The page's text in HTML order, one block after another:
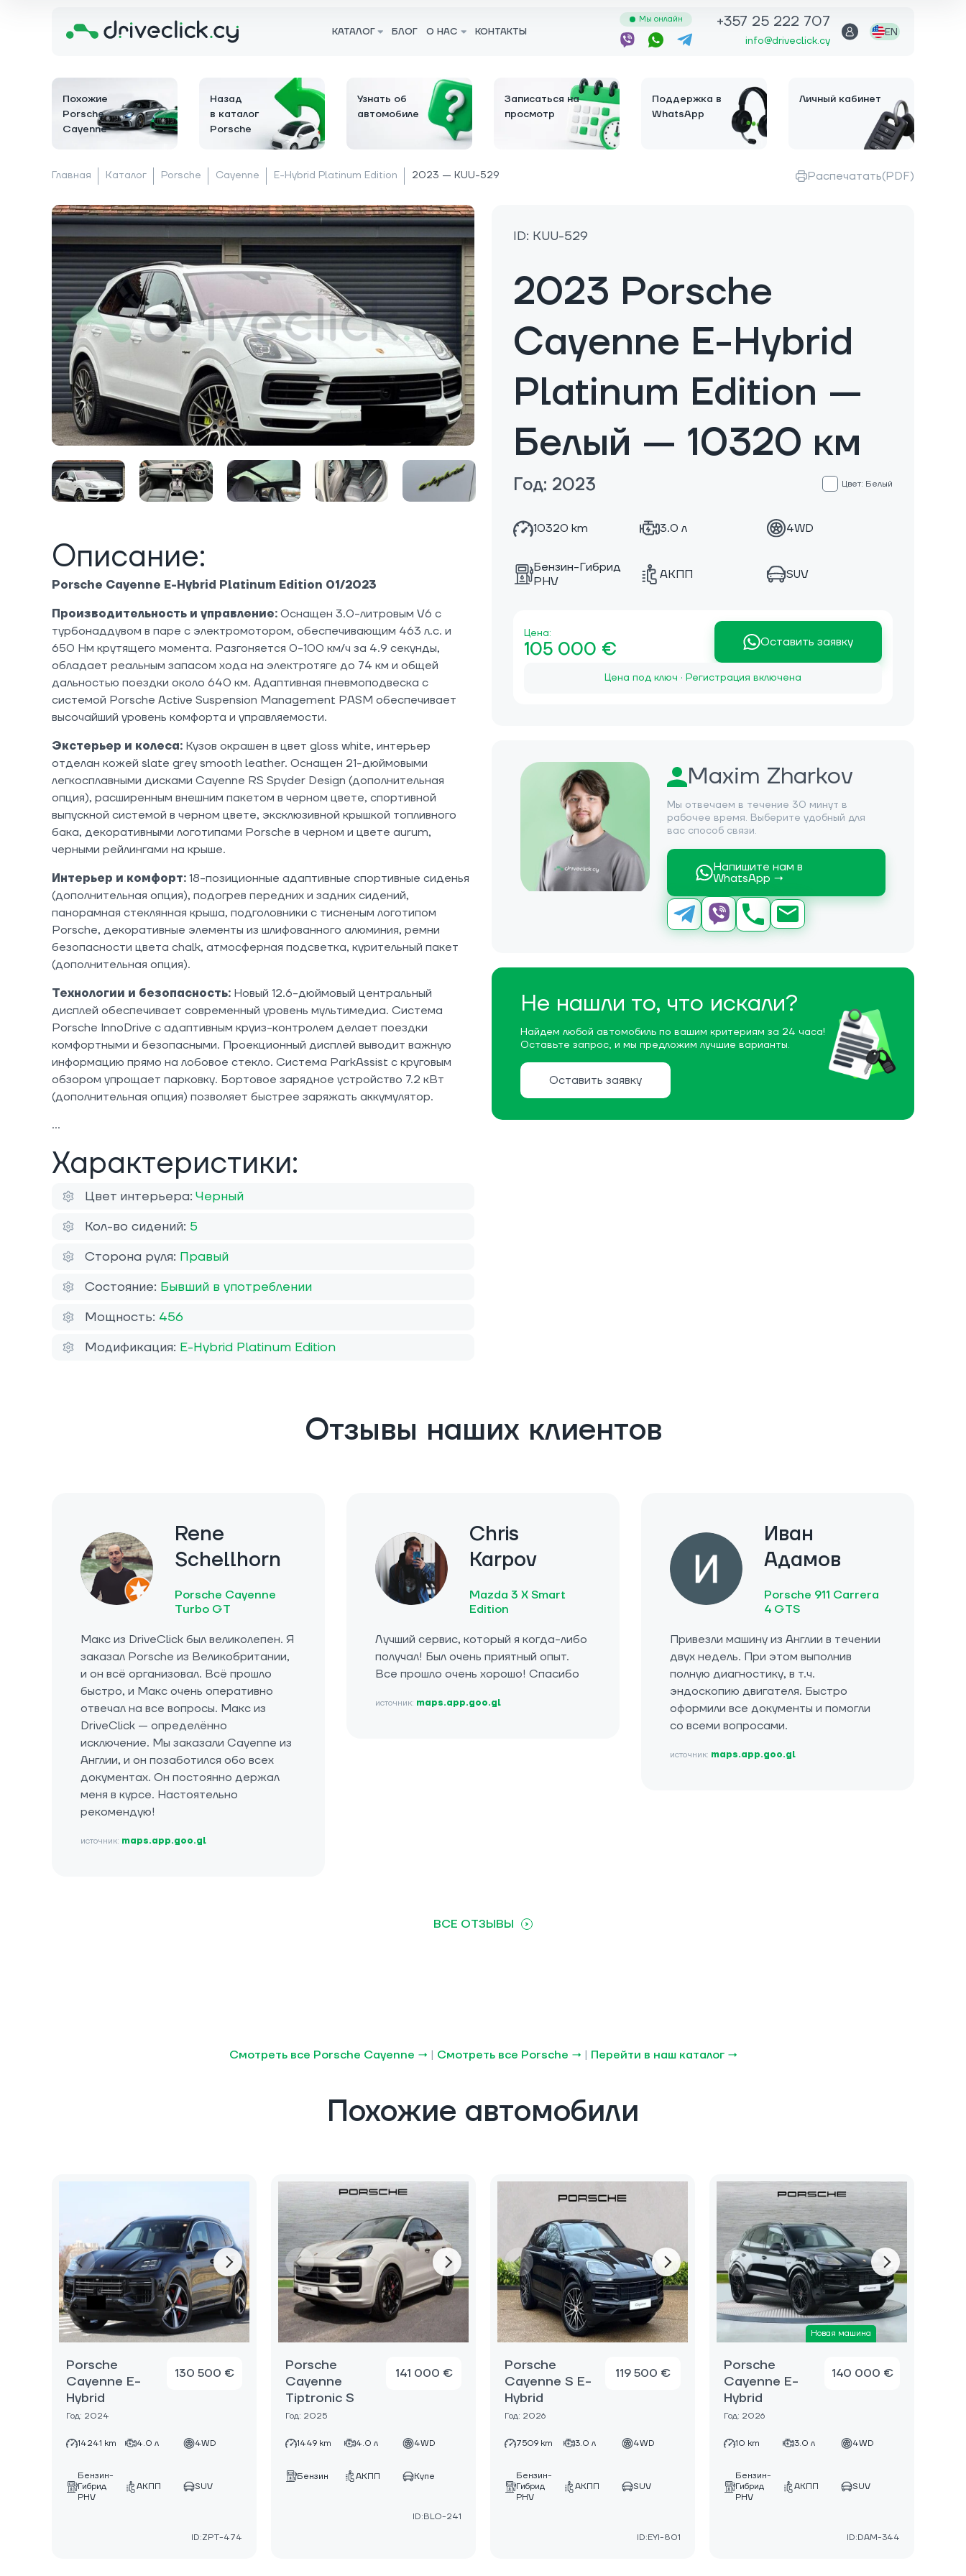
КАТАЛОГ БЛОГ О НАС КОНТАКТЫ
Мы онлайн +357 25 222 707
info@driveclick.cy
EN
Похожие
Porsche
Cayenne
Назад
в каталог
Porsche
Узнать об
автомобиле
Записаться на
просмотр
Поддержка в
WhatsApp
Личный кабинет
Главная Каталог Porsche Cayenne E-Hybrid Platinum Edition 2023 — KUU-529 Распечатать(PDF)
ID: KUU-529
2023 Porsche
Cayenne E-Hybrid
Platinum Edition —
Белый — 10320 км
Год: 2023 Цвет: Белый
10320 km 3.0 л 4WD
Бензин-Гибрид
PHV
АКПП SUV
Цена:
105 000 € Оставить заявку
Цена под ключ · Регистрация включена
Maxim Zharkov
Мы отвечаем в течение 30 минут в
рабочее время. Выберите удобный для
вас способ связи.
Напишите нам в
WhatsApp →
Не нашли то, что искали?
Найдем любой автомобиль по вашим критериям за 24 часа!
Оставьте запрос, и мы предложим лучшие варианты.
Оставить заявку
Описание:
Porsche Cayenne E-Hybrid Platinum Edition 01/2023
Производительность и управление: Оснащен 3.0-литровым V6 с
турбонаддувом в паре с электромотором, обеспечивающим 463 л.с. и
650 Нм крутящего момента. Разгоняется 0-100 км/ч за 4.9 секунды,
обладает реальным запасом хода на электротяге до 74 км и общей
дальностью поездки около 640 км. Адаптивная пневмоподвеска с
системой Porsche Active Suspension Management PASM обеспечивает
высочайший уровень комфорта и управляемости.
Экстерьер и колеса: Кузов окрашен в цвет gloss white, интерьер
отделан кожей slate grey smooth leather. Оснащен 21-дюймовыми
легкосплавными дисками Cayenne RS Spyder Design (дополнительная
опция), расширенным внешним пакетом в черном цвете, спортивной
выпускной системой в черном цвете, эксклюзивной крышкой топливного
бака, декоративными логотипами Porsche в черном и цвете aurum,
черными рейлингами на крыше.
Интерьер и комфорт: 18-позиционные адаптивные спортивные сиденья
(дополнительная опция), подогрев передних и задних сидений,
панорамная стеклянная крыша, подголовники с тисненым логотипом
Porsche, декоративные элементы из шлифованного алюминия, ремни
безопасности цвета chalk, атмосферная подсветка, курительный пакет
(дополнительная опция).
Технологии и безопасность: Новый 12.6-дюймовый центральный
дисплей обеспечивает современный уровень мультимедиа. Система
Porsche InnoDrive с адаптивным круиз-контролем делает поездки
комфортными и безопасными. Проекционный дисплей выводит важную
информацию прямо на лобовое стекло. Система ParkAssist с круговым
обзором упрощает парковку. Бортовое зарядное устройство 7.2 кВт
(дополнительная опция) позволяет быстрее заряжать аккумулятор.
Характеристики:
Цвет интерьера: Черный
Кол-во сидений: 5
Сторона руля: Правый
Состояние: Бывший в употреблении
Мощность: 456
Модификация: E-Hybrid Platinum Edition
Отзывы наших клиентов
Rene
Schellhorn
Porsche Cayenne
Turbo GT
Макс из DriveClick был великолепен. Я
заказал Porsche из Великобритании,
и он всё организовал. Всё прошло
быстро, и Макс очень оперативно
отвечал на все вопросы. Макс из
DriveClick — определённо
исключение. Мы заказали Cayenne из
Англии, и он позаботился обо всех
документах. Он постоянно держал
меня в курсе. Настоятельно
рекомендую!
источник: maps.app.goo.gl
Chris
Karpov
Mazda 3 X Smart
Edition
Лучший сервис, который я когда-либо
получал! Был очень приятный опыт.
Все прошло очень хорошо! Спасибо
источник: maps.app.goo.gl
Иван
Адамов
Porsche 911 Carrera
4 GTS
Привезли машину из Англии в течении
двух недель. При этом выполнив
полную диагностику, в т.ч.
эндоскопию двигателя. Быстро
оформили все документы и помогли
со всеми вопросами.
источник: maps.app.goo.gl
ВСЕ ОТЗЫВЫ
Смотреть все Porsche Cayenne → | Смотреть все Porsche → | Перейти в наш каталог →
Похожие автомобили
Porsche
Cayenne E-
Hybrid
Год: 2024
130 500 €
14241 km 4.0 л 4WD
Бензин-
Гибрид
PHV
АКПП SUV
ID:ZPT-474
Porsche
Cayenne
Tiptronic S
Год: 2025
141 000 €
1449 km 4.0 л 4WD
Бензин АКПП Купе
ID:BLO-241
Porsche
Cayenne S E-
Hybrid
Год: 2026
119 500 €
7509 km 3.0 л 4WD
Бензин-
Гибрид
PHV
АКПП SUV
ID:EYI-801
Новая машина
Porsche
Cayenne E-
Hybrid
Год: 2026
140 000 €
10 km 3.0 л 4WD
Бензин-
Гибрид
PHV
АКПП SUV
ID:DAM-344